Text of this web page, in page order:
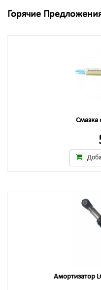
Горячие
Смазка
Амортизатор